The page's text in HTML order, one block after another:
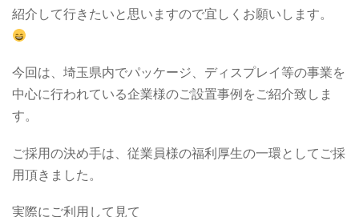
紹介して行きたいと思いますので宜しくお願いします。
今回は、埼玉県内でパッケージ、ディスプレイ等の事業を
中心に行われている企業様のご設置事例をご紹介致しま
す。
ご採用の決め手は、従業員様の福利厚生の一環としてご採
用頂きました。
実際にご利用して見て